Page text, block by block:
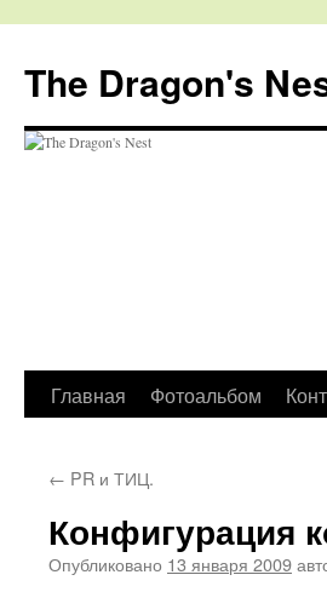
The Dragon's
Перейти
содержимому
Главная Фотоальбом
← PR и ТИЦ.
Конфигурация
Опубликовано 13 января 2009